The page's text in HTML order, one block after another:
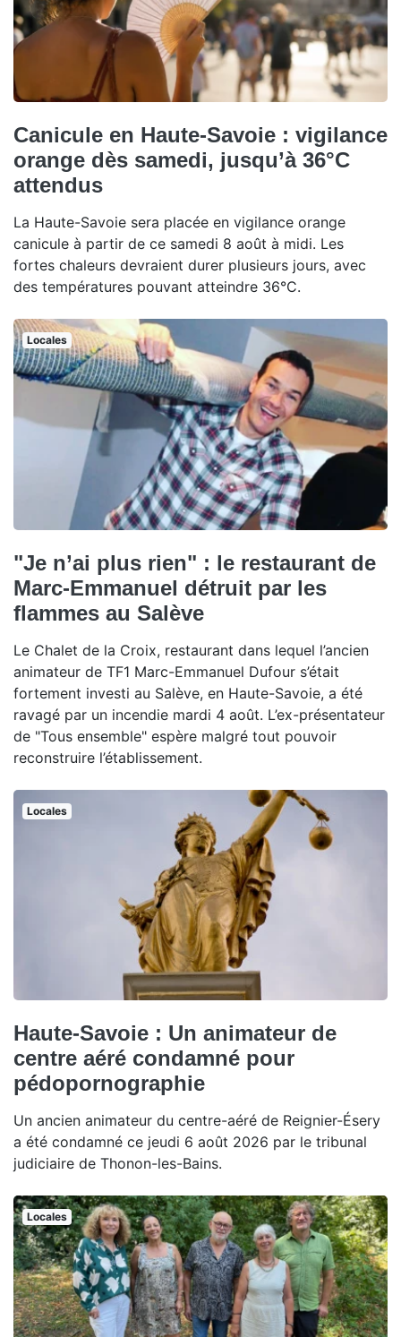
Canicule en Haute-Savoie : vigilance
orange dès samedi, jusqu’à 36°C
attendus
La Haute-Savoie sera placée en vigilance orange
canicule à partir de ce samedi 8 août à midi. Les
fortes chaleurs devraient durer plusieurs jours, avec
des températures pouvant atteindre 36°C.
Locales
"Je n’ai plus rien" : le restaurant de
Marc-Emmanuel détruit par les
flammes au Salève
Le Chalet de la Croix, restaurant dans lequel l’ancien
animateur de TF1 Marc-Emmanuel Dufour s’était
fortement investi au Salève, en Haute-Savoie, a été
ravagé par un incendie mardi 4 août. L’ex-présentateur
de "Tous ensemble" espère malgré tout pouvoir
reconstruire l’établissement.
Locales
Haute-Savoie : Un animateur de
centre aéré condamné pour
pédopornographie
Un ancien animateur du centre-aéré de Reignier-Ésery
a été condamné ce jeudi 6 août 2026 par le tribunal
judiciaire de Thonon-les-Bains.
Locales